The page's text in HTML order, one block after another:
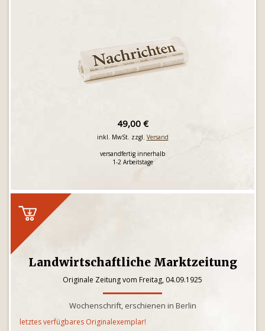
49,00 €
inkl. MwSt. zzgl. Versand
versandfertig innerhalb
1-2 Arbeitstage
Landwirtschaftliche Marktzeitung
Originale Zeitung vom Freitag, 04.09.1925
Wochenschrift, erschienen in Berlin
letztes verfügbares Originalexemplar!